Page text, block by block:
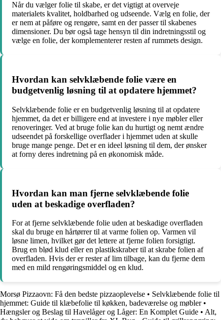
Når du vælger folie til skabe, er det vigtigt at overveje
materialets kvalitet, holdbarhed og udseende. Vælg en folie, der
er nem at påføre og rengøre, samt en der passer til skabenes
dimensioner. Du bør også tage hensyn til din indretningsstil og
vælge en folie, der komplementerer resten af rummets design.
Hvordan kan selvklæbende folie være en
budgetvenlig løsning til at opdatere hjemmet?
Selvklæbende folie er en budgetvenlig løsning til at opdatere
hjemmet, da det er billigere end at investere i nye møbler eller
renoveringer. Ved at bruge folie kan du hurtigt og nemt ændre
udseendet på forskellige overflader i hjemmet uden at skulle
bruge mange penge. Det er en ideel løsning til dem, der ønsker
at forny deres indretning på en økonomisk måde.
Hvordan kan man fjerne selvklæbende folie
uden at beskadige overfladen?
For at fjerne selvklæbende folie uden at beskadige overfladen
skal du bruge en hårtørrer til at varme folien op. Varmen vil
løsne limen, hvilket gør det lettere at fjerne folien forsigtigt.
Brug en blød klud eller en plastikskraber til at skrabe folien af
overfladen. Hvis der er rester af lim tilbage, kan du fjerne dem
med en mild rengøringsmiddel og en klud.
Morsø Pizzaovn: Få den bedste pizzaoplevelse • Selvklæbende folie til
hjemmet: Guide til klæbefolie til køkken, badeværelse og møbler•
Hængsler og Beslag til Havelåger og Låger: En Komplet Guide • Alt,